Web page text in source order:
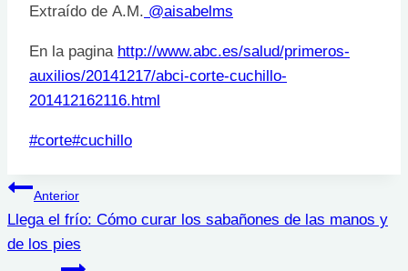
Extraído de A.M. @aisabelms
En la pagina http://www.abc.es/salud/primeros-
auxilios/20141217/abci-corte-cuchillo-
201412162116.html
Etiquetas
la
entrada:
#corte#cuchillo
Navegación
de
Anterior
Llega el frío: Cómo curar los sabañones de las manos y
de los pies